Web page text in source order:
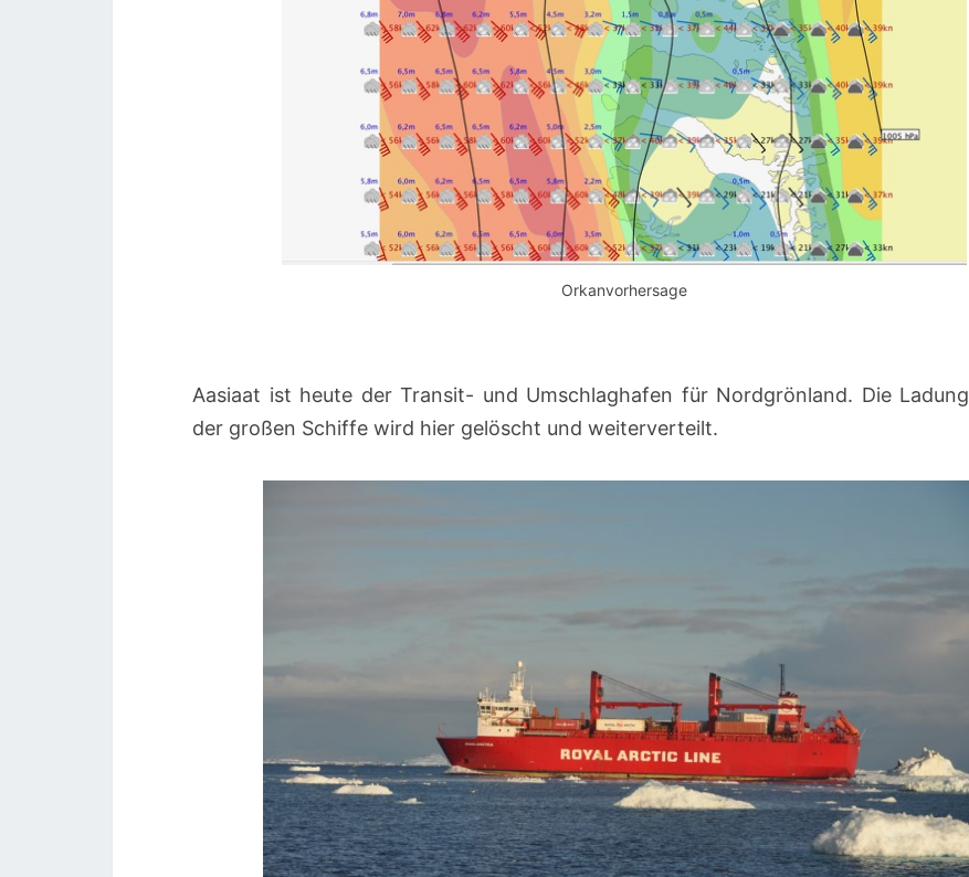
Orkanvorhersage
Aasiaat ist heute der Transit- und Umschlaghafen für Nordgrönland. Die Ladung
der großen Schiffe wird hier gelöscht und weiterverteilt.